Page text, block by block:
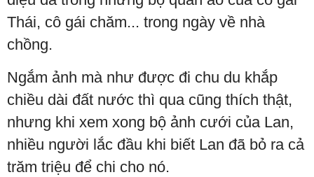
Thái, cô gái chăm... trong ngày về nhà
chồng.
Ngắm ảnh mà như được đi chu du khắp
chiều dài đất nước thì qua cũng thích thật,
nhưng khi xem xong bộ ảnh cưới của Lan,
nhiều người lắc đầu khi biết Lan đã bỏ ra cả
trăm triệu để chi cho nó.